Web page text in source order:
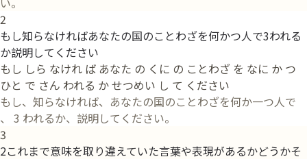
2
もし知らなければあなたの国のことわざを何かつ人で3われる
か説明してください
もし しら なけれ ば あなた の くに の ことわざ を なに か つ
ひと で さん われる か せつめい し て ください
もし、知らなければ、あなたの国のことわざを何か一つ人で
、 3 われるか、説明してください。
3
2これまで意味を取り違えていた言葉や表現があるかどうかそ